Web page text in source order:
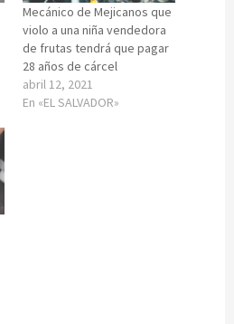
Mecánico de Mejicanos que
violo a una niña vendedora
de frutas tendrá que pagar
28 años de cárcel
abril 12, 2021
En «EL SALVADOR»